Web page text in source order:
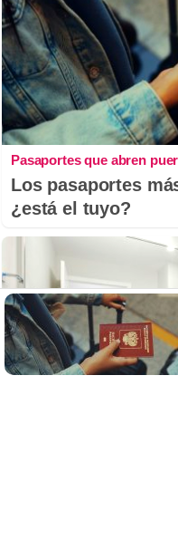
Pasaportes que abren
Los pasaportes
¿está el tuyo?